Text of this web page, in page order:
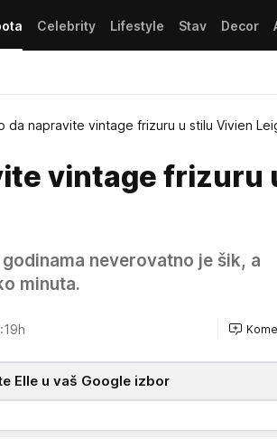
Celebrity Lifestyle Stav Decor
da napravite vintage frizuru u stilu Vivien
vintage frizuru
neverovatno je šik, a
minuta.
Elle u vaš Google izbor